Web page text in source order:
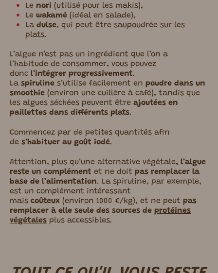
Le nori (utilisé pour les makis),
Le wakamé (idéal en salade),
La dulse, qui peut être saupoudrée sur les
plats.
L’algue n’est pas un ingrédient que l’on a
l’habitude de consommer, vous pouvez
donc l’intégrer progressivement.
La spiruline s’utilise facilement en poudre dans un
smoothie (environ une cuillère à café), tandis que
les algues séchées peuvent être ajoutées en
paillettes dans différents plats.
Commencez par de petites quantités afin
de s’habituer au goût iodé.
Attention, plus qu’une alternative végétale, l’algue
reste un complément et ne doit pas remplacer la
base de l’alimentation. La spiruline, par exemple,
est un complément intéressant
mais coûteux (environ 1000 €/kg), et ne peut pas
remplacer à elle seule des sources de protéines
végétales plus accessibles.